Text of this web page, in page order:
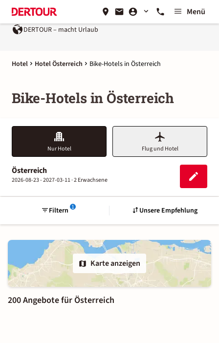
Menü
DERTOUR – macht Urlaub
Hotel Hotel Österreich Bike-Hotels in Österreich
Bike-Hotels in Österreich
Nur Hotel Flug und Hotel
Österreich
2026-08-23 - 2027-03-11 ·2 Erwachsene
1
Filtern Unsere Empfehlung
Karte anzeigen
200 Angebote für Österreich